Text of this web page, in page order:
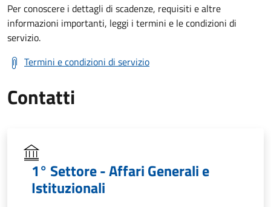
Per conoscere i dettagli di scadenze, requisiti e altre
informazioni importanti, leggi i termini e le condizioni di
servizio.
Termini e condizioni di servizio
Contatti
1° Settore - Affari Generali e
Istituzionali